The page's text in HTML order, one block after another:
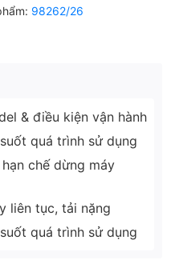
98262/26
& điều kiện vận hành
quá trình sử dụng
chế dừng máy
liên tục, tải nặng
quá trình sử dụng